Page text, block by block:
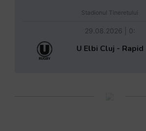
Stadionul Tineretului
29.08.2026 | 0:
U Elbi Cluj - Rapid